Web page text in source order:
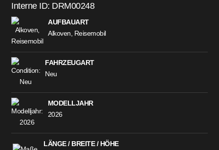
Interne ID: DRM00248
AUFBAUART
Alkoven, Reisemobil
FAHRZEUGART
Neu
MODELLJAHR
2026
LÄNGE / BREITE / HÖHE